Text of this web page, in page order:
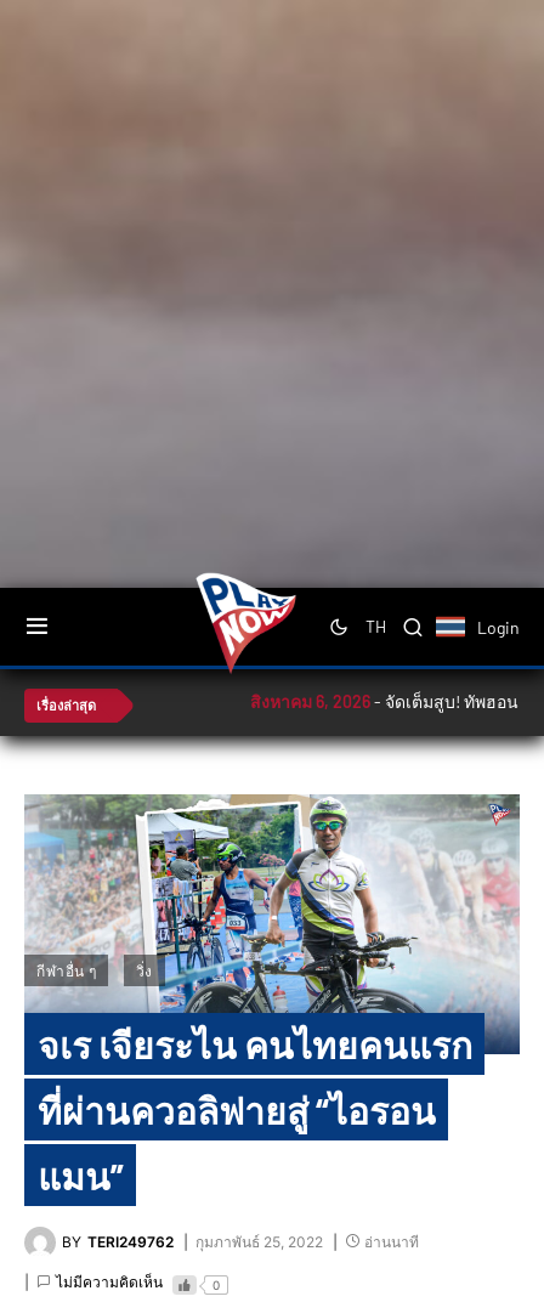
TH Login
เรื่องล่าสุด สิงหาคม 6, 2026 -จัดเต็มสูบ! ทัพฮอนด้าลุ้นล่
กีฬาอื่น ๆ วิ่ง
จเร เจียระไน คนไทยคนแรก
ที่ผ่านควอลิฟายสู่ “ไอรอน
แมน”
BY TERI249762 กุมภาพันธ์ 25, 2022 อ่านนาที
ไม่มีความคิดเห็น 0